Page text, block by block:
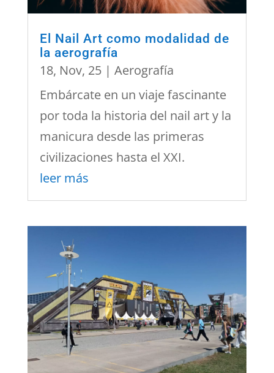
El Nail Art como modalidad de
la aerografía
18, Nov, 25| Aerografía
Embárcate en un viaje fascinante
por toda la historia del nail art y la
manicura desde las primeras
civilizaciones hasta el XXI.
leer más